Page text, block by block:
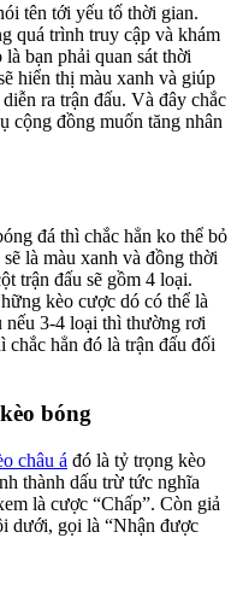
tên tới yếu tố thời gian.
quá trình truy cập và khám
bạn phải quan sát thời
hiển thị màu xanh và giúp
ra trận đấu. Và đây chắc
cộng đồng muốn tăng nhân
đá thì chắc hẳn ko thể bỏ
là màu xanh và đồng thời
trận đấu sẽ gồm 4 loại.
kèo cược dó có thể là
nếu 3-4 loại thì thường rơi
hẳn đó là trận đấu đối
bóng
châu á đó là tỷ trọng kèo
thành dấu trừ tức nghĩa
là cược “Chấp”. Còn giả
dưới, gọi là “Nhận được